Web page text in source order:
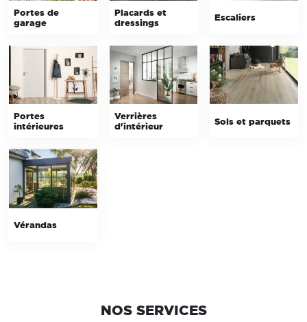
Portes de
garage
Placards et
dressings
Escaliers
Portes
intérieures
Verrières
d'intérieur
Sols et parquets
Vérandas
NOS SERVICES